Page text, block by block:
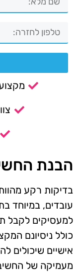
הבנת
בדיקות רקע
עובדים, במיוחד
למעסיקים לקבל
כולל ניסיונם
אישיים שיכולים
מעמיקה של